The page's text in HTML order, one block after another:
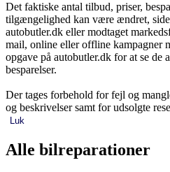
Det faktiske antal tilbud, priser,
tilgængelighed kan være ændret,
autobutler.dk eller modtaget
mail, online eller offline kampagner
opgave på autobutler.dk for at se
besparelser.
Der tages forbehold for fejl og
og beskrivelser samt for udsolgte
Luk
Alle bilreparationer